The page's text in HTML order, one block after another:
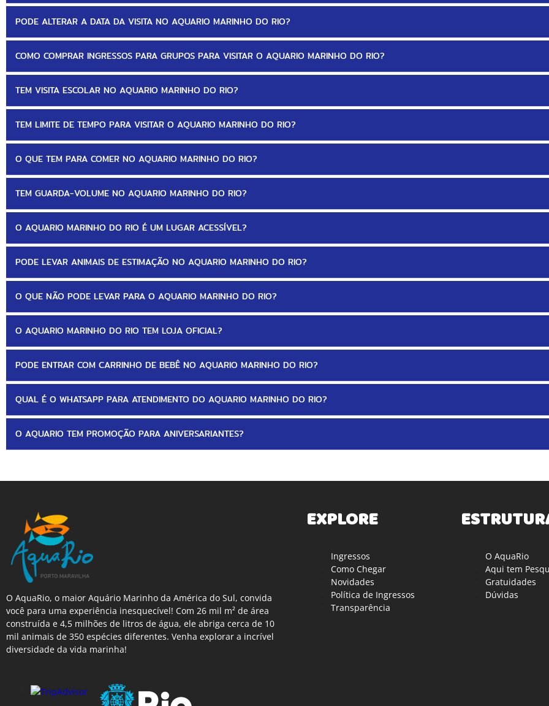
PODE ALTERAR A DATA DA VISITA NO AQUARIO MARINHO DO RIO?
COMO COMPRAR INGRESSOS PARA GRUPOS PARA VISITAR O AQUARIO MARINHO DO RIO?
TEM VISITA ESCOLAR NO AQUARIO MARINHO DO RIO?
TEM LIMITE DE TEMPO PARA VISITAR O AQUARIO MARINHO DO RIO?
O QUE TEM PARA COMER NO AQUARIO MARINHO DO RIO?
TEM GUARDA-VOLUME NO AQUARIO MARINHO DO RIO?
O AQUARIO MARINHO DO RIO É UM LUGAR ACESSÍVEL?
PODE LEVAR ANIMAIS DE ESTIMAÇÃO NO AQUARIO MARINHO DO RIO?
O QUE NÃO PODE LEVAR PARA O AQUARIO MARINHO DO RIO?
O AQUARIO MARINHO DO RIO TEM LOJA OFICIAL?
PODE ENTRAR COM CARRINHO DE BEBÊ NO AQUARIO MARINHO DO RIO?
QUAL É O WHATSAPP PARA ATENDIMENTO DO AQUARIO MARINHO DO RIO?
O AQUARIO TEM PROMOÇÃO PARA ANIVERSARIANTES?
O AquaRio, o maior Aquário Marinho da América do Sul, convida
você para uma experiência inesquecível! Com 26 mil m² de área
construída e 4,5 milhões de litros de água, ele abriga cerca de 10
mil animais de 350 espécies diferentes. Venha explorar a incrível
diversidade da vida marinha!
EXPLORE
Ingressos
Como Chegar
Novidades
Política de Ingressos
Transparência
O AquaRio
Aqui tem
Gratuidades
Dúvidas